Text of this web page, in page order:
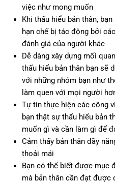
việc như mong muốn
Khi thấu hiểu bản thân,
hạn chế bị tác động bởi
đánh giá của người khác
Dễ dàng xây dựng mối
thấu hiểu bản thân bạn sẽ
với những nhóm bạn như
làm quen với mọi người
Tự tin thực hiện các công
bạn thật sự thấu hiểu bản
muốn gì và cần làm gì để
Cảm thấy bản thân đầy
thoải mái
Bạn có thể biết được mục
mà bản thân cần đạt được